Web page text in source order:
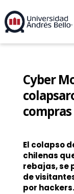
Cyber
compras
El colapso
chilenas
rebajas, se
de
por hackers.